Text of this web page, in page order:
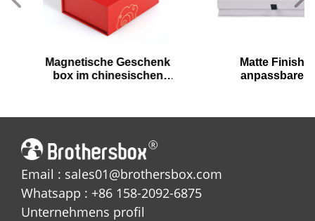
Magnetische Geschenk
box im chinesischen
Schließung
Matte Finish
anpassbare
Email : sales01@brothersbox.com
Whatsapp : +86 158-2092-6875
Unternehmens profil